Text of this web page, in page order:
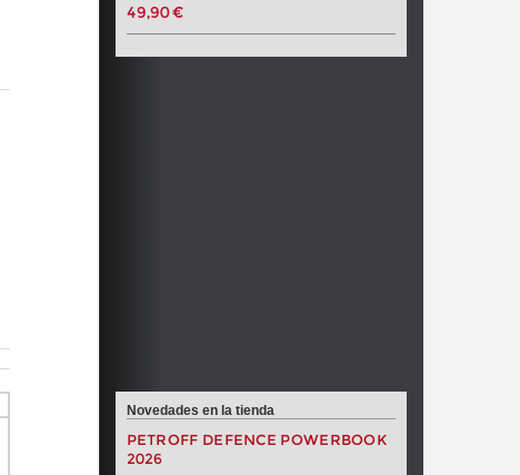
49,90 €
Novedades en la tienda
PETROFF DEFENCE POWERBOOK
2026